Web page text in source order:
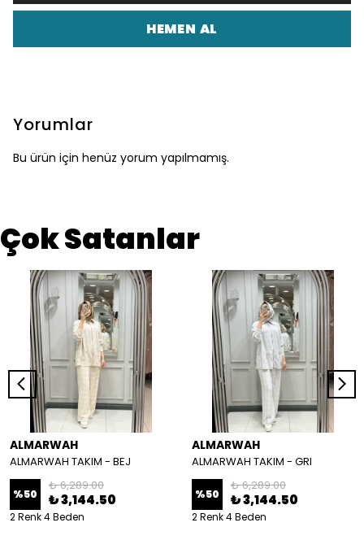
HEMEN AL
Yorumlar
Bu ürün için henüz yorum yapılmamış.
Çok Satanlar
ALMARWAH
ALMARWAH TAKIM - BEJ
%50
₺ 6,289.00
₺ 3,144.50
2 Renk 4 Beden
ALMARWAH
ALMARWAH TAKIM - GRI
%50
₺ 6,289.00
₺ 3,144.50
2 Renk 4 Beden